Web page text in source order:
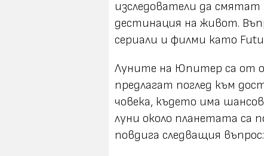
изследователи да
дестинация на живот.
сериали и филми като
Луните на Юпитер са от
предлагат поглед към
човека, където има
луни около планетата са
повдига следващия